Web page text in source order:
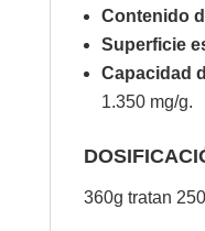
Contenido
Superficie
Capacidad
1.350 mg/g.
360g tratan